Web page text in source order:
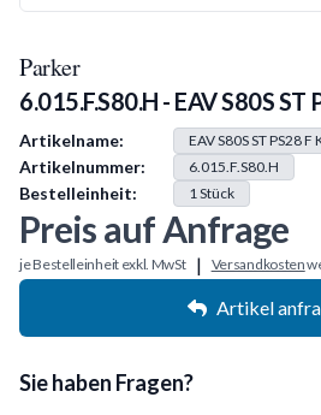
Parker
6.015.F.S80.H - EAV S80S ST
Produkt Information
Artikelname: EAV S80S ST PS28 F
Artikelnummer: 6.015.F.S80.H
Bestelleinheit: 1Stück
Preis auf Anfrage
je Bestelleinheit exkl. MwSt | Versandkosten
Artikel
Sie haben Fragen?